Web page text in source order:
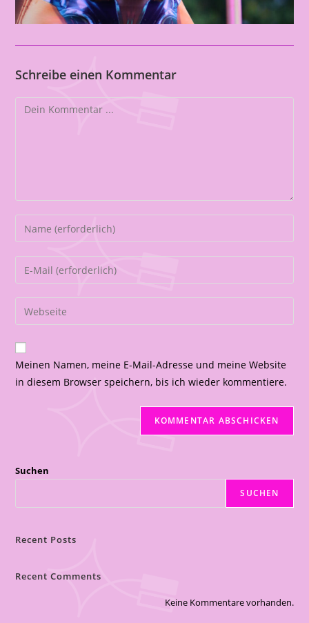
Schreibe einen Kommentar
Meinen Namen, meine E-Mail-Adresse und meine Website
in diesem Browser speichern, bis ich wieder kommentiere.
Suchen
SUCHEN
Recent Posts
Recent Comments
Keine Kommentare vorhanden.